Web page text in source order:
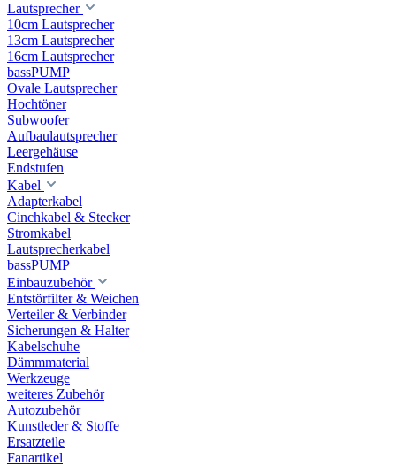
Lautsprecher
10cm Lautsprecher
13cm Lautsprecher
16cm Lautsprecher
bassPUMP
Ovale Lautsprecher
Hochtöner
Subwoofer
Aufbaulautsprecher
Leergehäuse
Endstufen
Kabel
Adapterkabel
Cinchkabel & Stecker
Stromkabel
Lautsprecherkabel
bassPUMP
Einbauzubehör
Entstörfilter & Weichen
Verteiler & Verbinder
Sicherungen & Halter
Kabelschuhe
Dämmmaterial
Werkzeuge
weiteres Zubehör
Autozubehör
Kunstleder & Stoffe
Ersatzteile
Fanartikel